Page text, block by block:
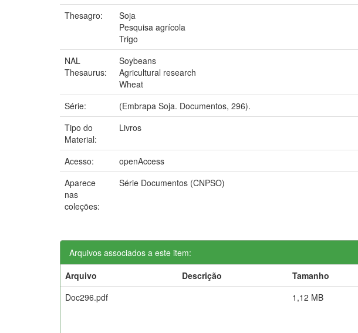
Thesagro:
Soja
Pesquisa agrícola
Trigo
NAL
Thesaurus:
Soybeans
Agricultural research
Wheat
Série:
(Embrapa Soja. Documentos, 296).
Tipo do
Material:
Livros
Acesso:
openAccess
Aparece
nas
coleções:
Série Documentos (CNPSO)
Arquivos associados a este item:
Arquivo
Descrição Tamanho
Doc296.pdf
1,12 MB